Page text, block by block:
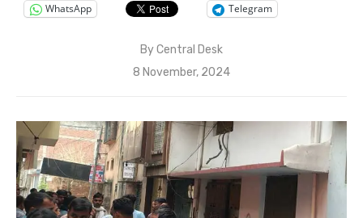
WhatsApp Telegram
ByCentral Desk
Posted
8 November, 2024